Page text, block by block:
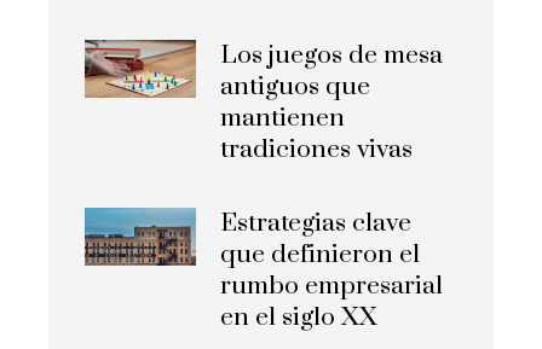
Los juegos de mesa
antiguos que
mantienen
tradiciones vivas
Estrategias clave
que definieron el
rumbo empresarial
en el siglo XX